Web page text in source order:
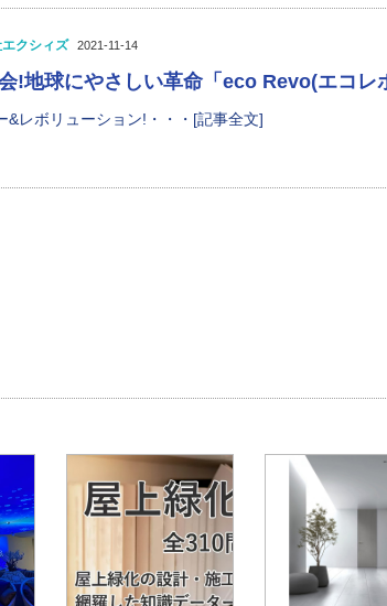
クシィズ 2021-11-14
!地球にやさしい革命「eco Revo(エコレ
&レボリューション!・・・[記事全文]